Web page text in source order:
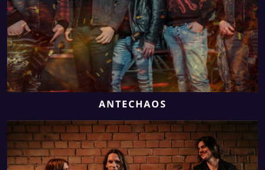
ANTECHAOS